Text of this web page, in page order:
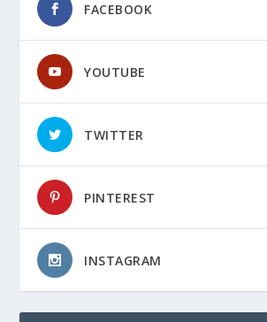
FACEBOOK
YOUTUBE
TWITTER
PINTEREST
INSTAGRAM